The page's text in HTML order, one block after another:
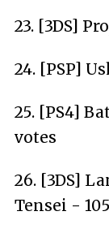
23. [3DS]
24. [PSP]
25. [PS4]
votes
26. [3DS]
Tensei -